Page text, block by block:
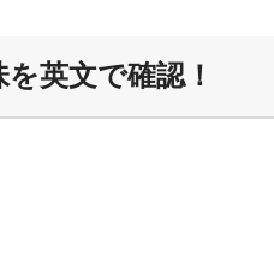
英文で確認！